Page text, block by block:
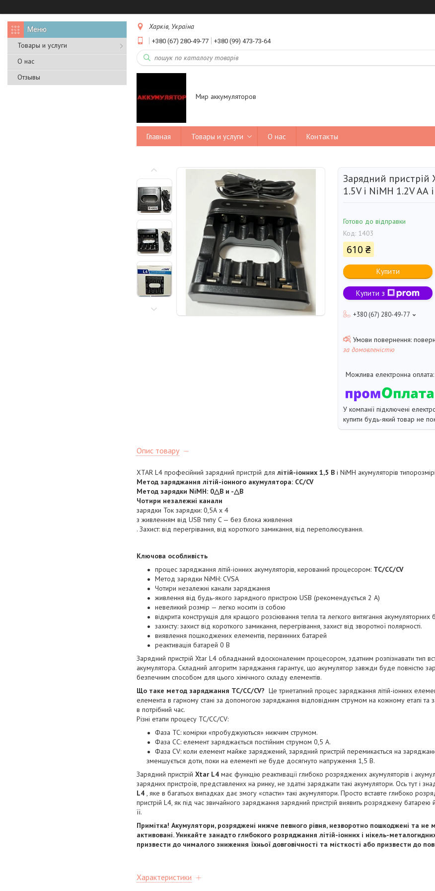
Товары и услуги
О нас
Отзывы
Харків, Україна
+380 (67) 280-49-77 +380 (99) 473-73-64
Мир аккумуляторов
Главная Товары и услуги О нас Контакты
Зарядний пристрій
1.5V і NiMH 1.2V АА
Готово до відправки
Код: 1403
610 ₴
Купити
Купити з
+380 (67) 280-49-77
за домовленістю
У компанії підключені
купити будь-який товар не
Опис товару
XTAR L4 професійний зарядний пристрій для літій-іонних 1,5 В і NiMH акумуляторів
Метод заряджання літій-іонного акумулятора: CC/CV
Метод зарядки NiMH: 0△В и -△В
Чотири незалежні канали
зарядки Ток зарядки: 0,5А x 4
з живленням від USB типу C — без блока живлення
. Захист: від перегрівання, від короткого замикання, від переполюсування.
Ключова особливість
процес заряджання літій-іонних акумуляторів, керований процесором: TC/CC/CV
Метод зарядки NiMH: CVSA
Чотири незалежні канали заряджання
живлення від будь-якого зарядного пристрою USB (рекомендується 2 А)
невеликий розмір — легко носити із собою
відкрита конструкція для кращого розсіювання тепла та легкого витягання акумуляторних
захисту: захист від короткого замикання, перегрівання, захист від зворотної полярності.
виявлення пошкоджених елементів, первинних батарей
реактивація батарей 0 В
Зарядний пристрій Xtar L4 обладнаний вдосконаленим процесором, здатним розпізнавати тип
акумулятора. Складний алгоритм заряджання гарантує, що акумулятор завжди буде повністю
безпечним способом для цього хімічного складу елементів.
Що таке метод заряджання TC/CC/CV? Це триетапний процес заряджання літій-іонних
елемента в гарному стані за допомогою заряджання відповідним струмом на кожному етапі
в потрібний час.
Різні етапи процесу TC/CC/CV:
Фаза TC: комірки «пробуджуються» нижчим струмом.
Фаза CC: елемент заряджається постійним струмом 0,5 А.
Фаза CV: коли елемент майже заряджений, зарядний пристрій перемикається на
зменшується доти, поки на елементі не буде досягнуто напруження 1,5 В.
Зарядний пристрій Xtar L4 має функцію реактивації глибоко розряджених акумуляторів і
зарядних пристроїв, представлених на ринку, не здатні заряджати такі акумулятори. Ось тут і
L4 , яке в багатьох випадках дає змогу «спасти» такі акумулятори. Просто вставте глибоко
пристрій L4, як під час звичайного заряджання зарядний пристрій виявить розряджену батарею
її.
Примітка! Акумулятори, розряджені нижче певного рівня, незворотно пошкоджені та не
активовані. Уникайте занадто глибокого розряджання літій-іонних і нікель-
призвести до чималого зниження їхньої довговічності та місткості або призвести до
Характеристики